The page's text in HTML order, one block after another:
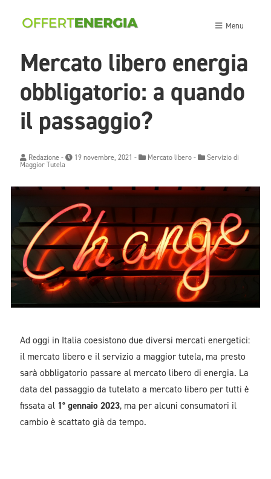
Menu
Mercato libero energia
obbligatorio: a quando
il passaggio?
Redazione- 19 novembre, 2021 - Mercato libero- Servizio di
Maggior Tutela
Ad oggi in Italia coesistono due diversi mercati energetici:
il mercato libero e il servizio a maggior tutela, ma presto
sarà obbligatorio passare al mercato libero di energia. La
data del passaggio da tutelato a mercato libero per tutti è
fissata al 1° gennaio 2023, ma per alcuni consumatori il
cambio è scattato già da tempo.